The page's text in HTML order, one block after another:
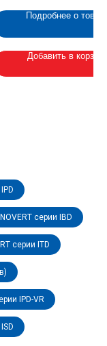
Подробнее о
Добавить в
серии IBD
серии ITD
IPD-VR